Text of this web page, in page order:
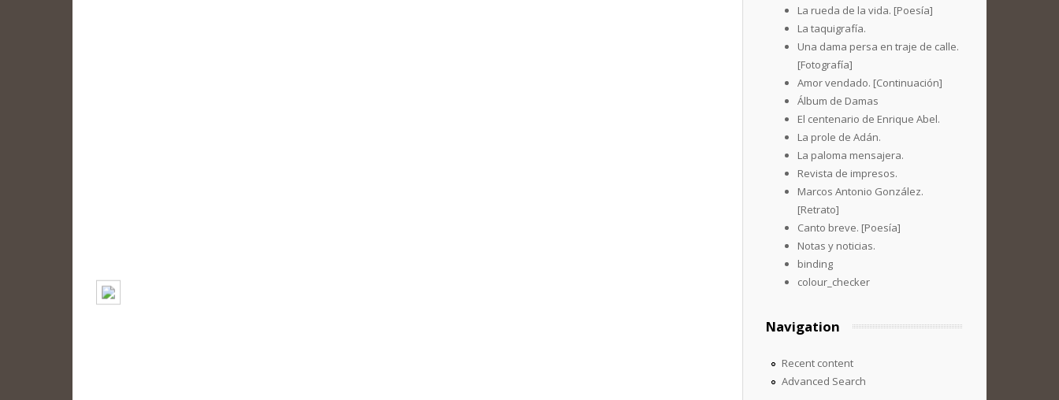
La rueda de la vida. [Poesía]
La taquigrafía.
Una dama persa en traje de calle.
[Fotografía]
Amor vendado. [Continuación]
Álbum de Damas
El centenario de Enrique Abel.
La prole de Adán.
La paloma mensajera.
Revista de impresos.
Marcos Antonio González.
[Retrato]
Canto breve. [Poesía]
Notas y noticias.
binding
colour_checker
Navigation
Recent content
Advanced Search